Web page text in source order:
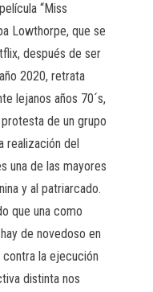
“Miss
Lowthorpe, que se
después de ser
2020, retrata
lejanos años 70´s,
de un grupo
realización del
una de las mayores
y al patriarcado.
que una como
de novedoso en
la ejecución
distinta nos